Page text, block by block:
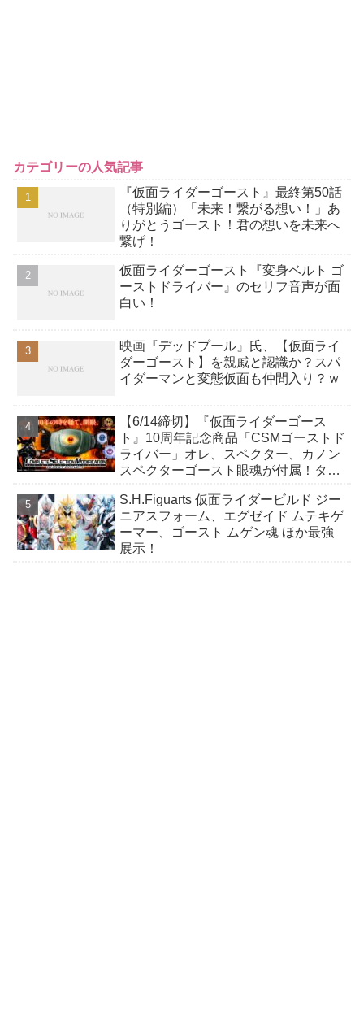
カテゴリーの人気記事
『仮面ライダーゴースト』最終第50話
（特別編）「未来！繋がる想い！」あ
りがとうゴースト！君の想いを未来へ
繋げ！
仮面ライダーゴースト『変身ベルト ゴ
ーストドライバー』のセリフ音声が面
白い！
映画『デッドプール』氏、【仮面ライ
ダーゴースト】を親戚と認識か？スパ
イダーマンと変態仮面も仲間入り？ｗ
【6/14締切】『仮面ライダーゴース
ト』10周年記念商品「CSMゴーストド
ライバー」オレ、スペクター、カノン
スペクターゴースト眼魂が付属！タケ
S.H.Figuarts 仮面ライダービルド ジー
ニアスフォーム、エグゼイド ムテキゲ
ーマー、ゴースト ムゲン魂 ほか最強
展示！